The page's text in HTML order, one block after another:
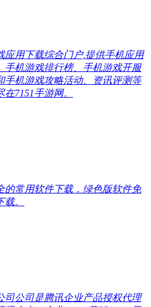
应用下载综合门户,提供手机应用
手机游戏排行榜、手机游戏开服
手机游戏攻略活动、资讯评测等
7151手游网。
的常用软件下载，绿色版软件免
。
司公司是腾讯企业产品授权代理